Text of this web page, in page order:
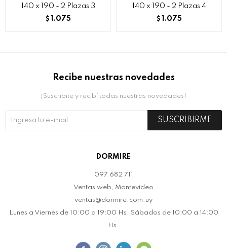
140 x 190 - 2 Plazas 3
$ 1.075
140 x 190 - 2 Plazas 4
$ 1.075
DORMIRE
097 682 711
Ventas web, Montevideo
ventas@dormire.com.uy
Lunes a Viernes de 10:00 a 19:00 Hs. Sábados de 10:00 a 14:00
Hs.
Recibe nuestras novedades
¡Suscribite y recibí todas nuestras novedades!
SUSCRIBIRME